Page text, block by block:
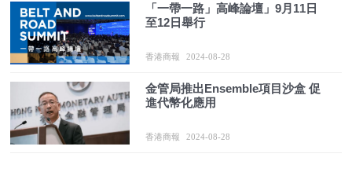
「一帶一路」高峰論壇」9月11日
至12日舉行
香港商報 2024-08-28
金管局推出Ensemble項目沙盒 促
進代幣化應用
香港商報 2024-08-28